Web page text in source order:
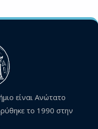
είναι Ανώτατο
το 1990 στην